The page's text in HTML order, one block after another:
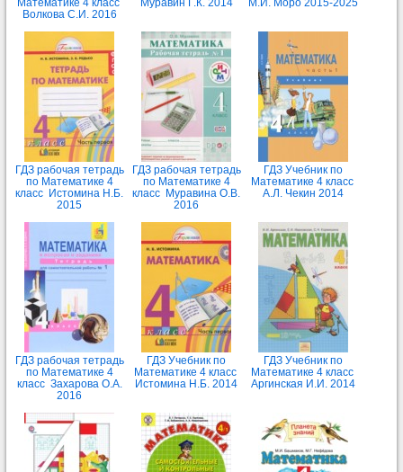
Математике 4 класс
Волкова С.И. 2016
Муравин Г.К. 2014
М.И. Моро 2015-2025
ГДЗ рабочая тетрадь
по Математике 4
класс Истомина Н.Б.
2015
ГДЗ рабочая тетрадь
по Математике 4
класс Муравина О.В.
2016
ГДЗ Учебник по
Математике 4 класс
А.Л. Чекин 2014
ГДЗ рабочая тетрадь
по Математике 4
класс Захарова О.А.
2016
ГДЗ Учебник по
Математике 4 класс
Истомина Н.Б. 2014
ГДЗ Учебник по
Математике 4 класс
Аргинская И.И. 2014